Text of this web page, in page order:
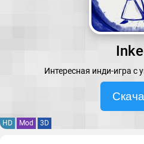
Интересная инди-игра с
HD Mod 3D